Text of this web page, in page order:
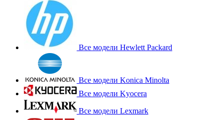
Все модели Hewlett Packard
Все модели Konica Minolta
Все модели Kyocera
Все модели Lexmark